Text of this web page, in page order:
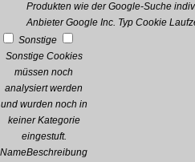
Produkten wie der Google-Suche
Anbieter Google Inc. Typ Cookie
Sonstige
Sonstige Cookies
müssen noch
analysiert werden
und wurden noch in
keiner Kategorie
eingestuft.
NameBeschreibung